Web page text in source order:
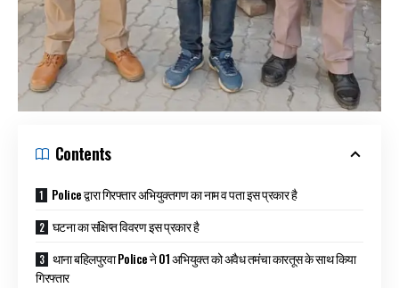
Contents
Police द्वारा गिरफ्तार अभियुक्तगण का नाम व पता इस प्रकार है
घटना का संक्षिप्त विवरण इस प्रकार है
थाना बहिलपुरवा Police ने 01 अभियुक्त को अवैध तमंचा कारतूस के साथ किया
गिरफ्तार